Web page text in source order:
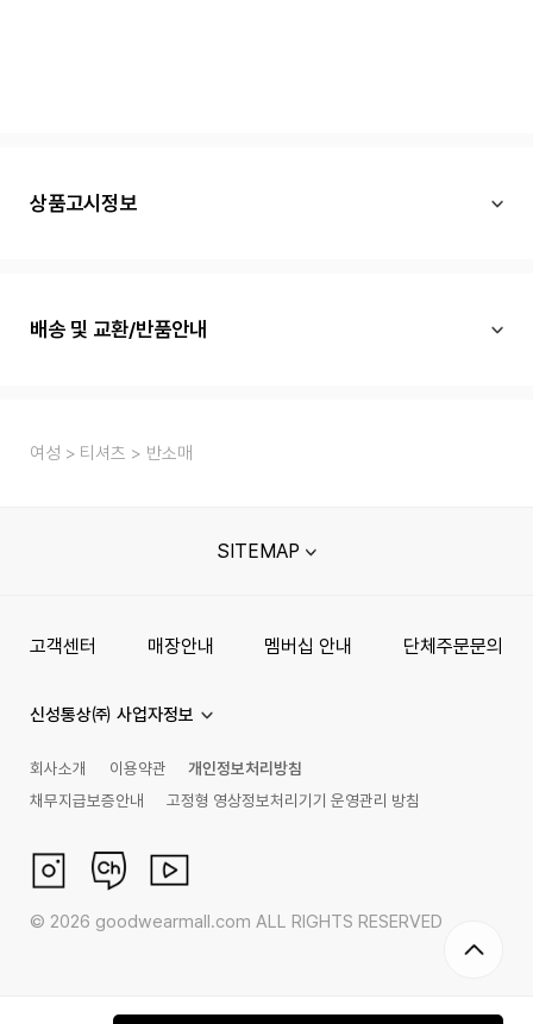
상품고시정보
배송 및 교환/반품안내
여성 티셔츠 반소매
SITEMAP
고객센터 매장안내 멤버십 안내 단체주문문의
신성통상㈜ 사업자정보
회사소개 이용약관
개인정보처리방침
채무지급보증안내
고정형 영상정보처리기기 운영관리 방침
© 2026 goodwearmall.com ALL RIGHTS RESERVED